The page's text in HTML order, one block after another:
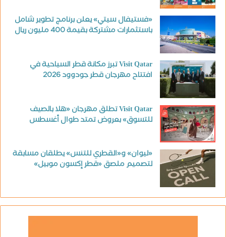
«فستيفال سيتي» يعلن برنامج تطوير شامل
باستثمارات مشتركة بقيمة 400 مليون ريال
Visit Qatar تبرز مكانة قطر السياحية في
افتتاح مهرجان قطر جودوود 2026
Visit Qatar تطلق مهرجان «هلا بالصيف
للتسوق» بعروض تمتد طوال أغسطس
«ليوان» و«القطري للتنس» يطلقان مسابقة
لتصميم ملصق «قطر إكسون موبيل»